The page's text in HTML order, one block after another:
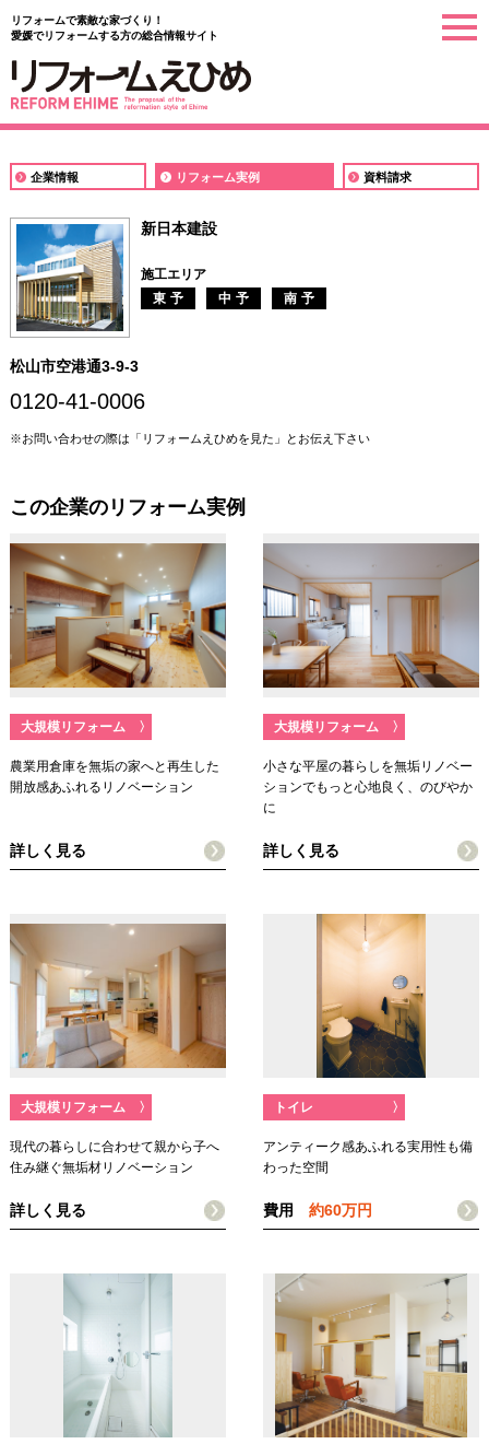
リフォームで素敵な家づくり！
愛媛でリフォームする方の総合情報サイト
企業情報 リフォーム実例 資料請求
新日本建設
施工エリア
東予
中予 南予
松山市空港通3-9-3
0120-41-0006
※お問い合わせの際は「リフォームえひめを見た」とお伝え下さい
この企業のリフォーム実例
大規模リフォーム 〉
農業用倉庫を無垢の家へと再生した
開放感あふれるリノベーション
詳しく見る
大規模リフォーム 〉
小さな平屋の暮らしを無垢リノベー
ションでもっと心地良く、のびやか
に
詳しく見る
大規模リフォーム 〉
現代の暮らしに合わせて親から子へ
住み継ぐ無垢材リノベーション
詳しく見る
トイレ 〉
アンティーク感あふれる実用性も備
わった空間
費用約60万円